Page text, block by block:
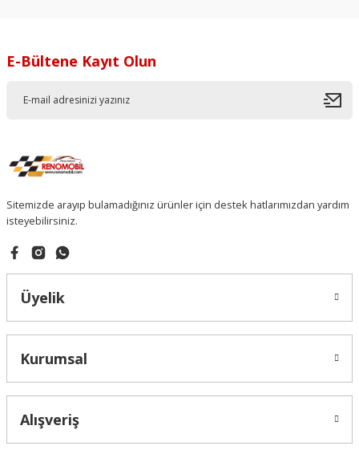
E-Bültene Kayıt Olun
Sitemizde arayıp bulamadığınız ürünler için destek hatlarımızdan yardım
isteyebilirsiniz.
Üyelik
Kurumsal
Alışveriş